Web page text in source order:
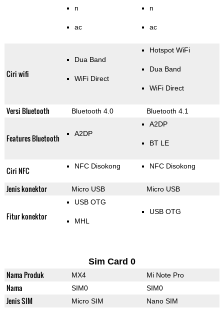
n
ac
n
ac
Ciri wifi
Dua Band
WiFi Direct
Hotspot WiFi
Dua Band
WiFi Direct
Versi Bluetooth Bluetooth 4.0 Bluetooth 4.1
Features Bluetooth A2DP
A2DP
BT LE
Ciri NFC NFC Disokong NFC Disokong
Jenis konektor Micro USB Micro USB
Fitur konektor
USB OTG
MHL
USB OTG
Sim Card 0
Nama Produk MX4 Mi Note Pro
Nama SIM0 SIM0
Jenis SIM Micro SIM Nano SIM